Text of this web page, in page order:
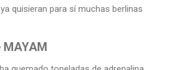
quisieran para sí muchas berlinas
MAYAM